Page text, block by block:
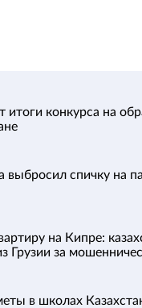
итоги конкурса на
выбросил спичку на
на Кипре:
Грузии за
в школах